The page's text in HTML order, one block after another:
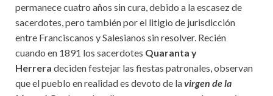
permanece cuatro años sin cura, debido a la escasez de
sacerdotes, pero también por el litigio de jurisdicción
entre Franciscanos y Salesianos sin resolver. Recién
cuando en 1891 los sacerdotes Quaranta y
Herrera deciden festejar las fiestas patronales, observan
que el pueblo en realidad es devoto de lavirgen de la